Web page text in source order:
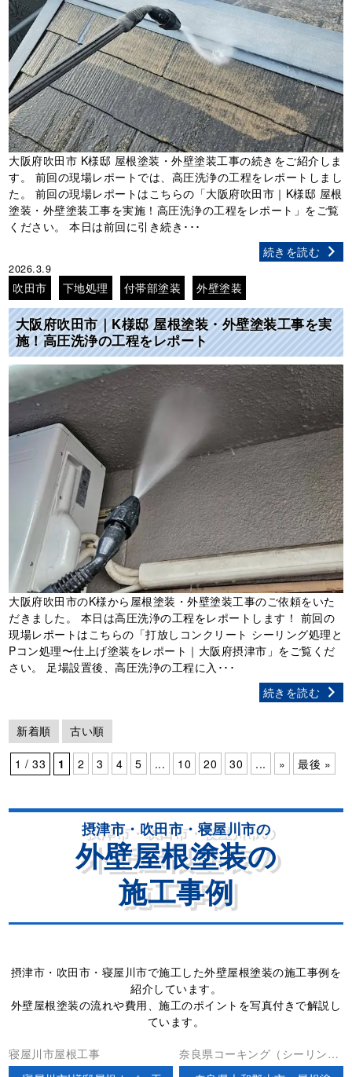
大阪府吹田市 K様邸 屋根塗装・外壁塗装工事の続きをご紹介しま
す。 前回の現場レポートでは、高圧洗浄の工程をレポートしまし
た。 前回の現場レポートはこちらの「大阪府吹田市｜K様邸 屋根
塗装・外壁塗装工事を実施！高圧洗浄の工程をレポート」をご覧
ください。 本日は前回に引き続き･･･
続きを読む
2026.3.9
吹田市 下地処理 付帯部塗装 外壁塗装
大阪府吹田市｜K様邸 屋根塗装・外壁塗装工事を実
施！高圧洗浄の工程をレポート
大阪府吹田市のK様から屋根塗装・外壁塗装工事のご依頼をいた
だきました。 本日は高圧洗浄の工程をレポートします！ 前回の
現場レポートはこちらの「打放しコンクリート シーリング処理と
Pコン処理〜仕上げ塗装をレポート｜大阪府摂津市」をご覧くだ
さい。 足場設置後、高圧洗浄の工程に入･･･
続きを読む
新着順 古い順
1 / 33 1 2 3 4 5 ... 10 20 30 ... » 最後 »
摂津市・吹田市・寝屋川市の
外壁屋根塗装の
施工事例
摂津市・吹田市・寝屋川市で施工した外壁屋根塗装の施工事例を
紹介しています。
外壁屋根塗装の流れや費用、施工のポイントを写真付きで解説し
ています。
寝屋川市屋根工事
奈良県コーキング（シーリン
グ）外壁塗装屋根塗装屋根工事